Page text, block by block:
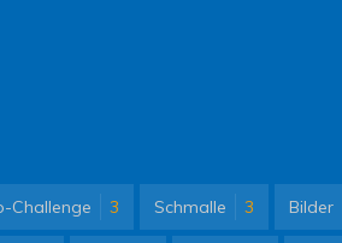
Challenge 3 Schmalle 3 Bilder